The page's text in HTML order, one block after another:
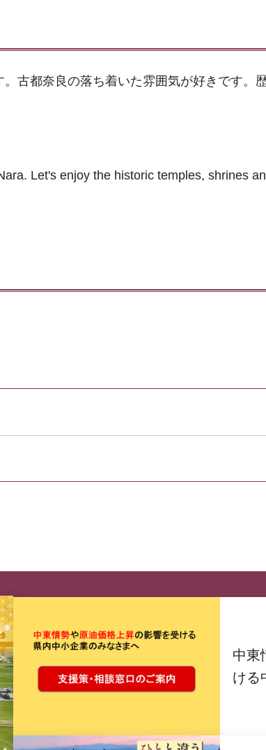
古都奈良の落ち着いた雰囲気が好きです。
Let's enjoy the historic temples, shrines
中東
ける